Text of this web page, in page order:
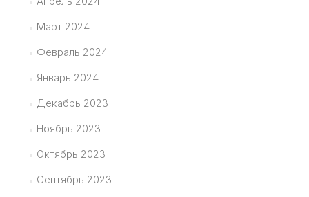
Март 2024
Февраль 2024
Январь 2024
Декабрь 2023
Ноябрь 2023
Октябрь 2023
Сентябрь 2023